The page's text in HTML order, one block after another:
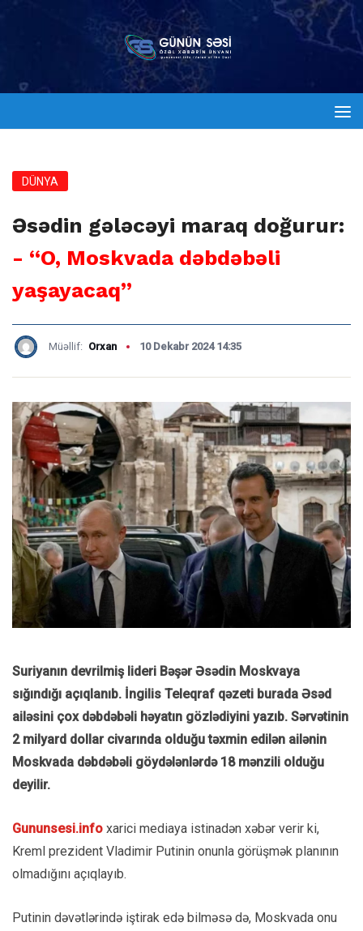
DÜNYA
Əsədin gələcəyi maraq doğurur:
- “O, Moskvada dəbdəbəli
yaşayacaq”
Müəllif: Orxan 10 Dekabr 2024 14:35
Suriyanın devrilmiş lideri Bəşər Əsədin Moskvaya
sığındığı açıqlanıb. İngilis Teleqraf qəzeti burada Əsəd
ailəsini çox dəbdəbəli həyatın gözlədiyini yazıb. Sərvətinin
2 milyard dollar civarında olduğu təxmin edilən ailənin
Moskvada dəbdəbəli göydələnlərdə 18 mənzili olduğu
deyilir.
Gununsesi.info xarici mediaya istinadən xəbər verir ki,
Kreml prezident Vladimir Putinin onunla görüşmək planının
olmadığını açıqlayıb.
Putinin dəvətlərində iştirak edə bilməsə də, Moskvada onu